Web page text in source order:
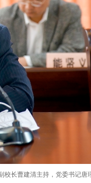
长曹建清主持，党委书记唐